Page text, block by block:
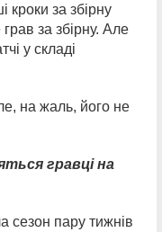
кроки за збірну
за збірну. Але
у складі
на жаль, його не
гравці на
сезон пару тижнів